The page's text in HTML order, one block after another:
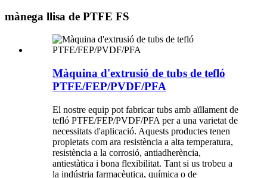
mànega llisa de PTFE FS
Màquina d'extrusió de tubs de tefló
PTFE/FEP/PVDF/PFA
El nostre equip pot fabricar tubs amb aïllament de
tefló PTFE/FEP/PVDF/PFA per a una varietat de
necessitats d'aplicació. Aquests productes tenen
propietats com ara resistència a alta temperatura,
resistència a la corrosió, antiadherència,
antiestàtica i bona flexibilitat. Tant si us trobeu a
la indústria farmacèutica, química o de